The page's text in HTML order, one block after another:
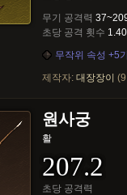
무기 공격력
초당 공격 횟수 1.40
무작위 속성 +5
제작자: 대장장이
원사궁
활
207.2
초당 공격력